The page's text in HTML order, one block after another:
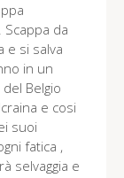
da
e si salva
in un
Belgio
e cosi
suoi
fatica ,
selvaggia e